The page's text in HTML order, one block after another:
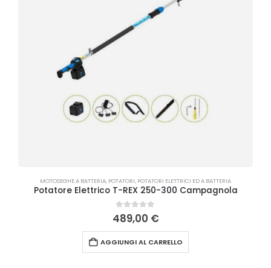
MOTOSEGHE A BATTERIA, POTATORI, POTATORI ELETTRICI ED A BATTERIA
Potatore Elettrico T-REX 250-300 Campagnola
0Su 5
489,00 €
AGGIUNGI AL CARRELLO